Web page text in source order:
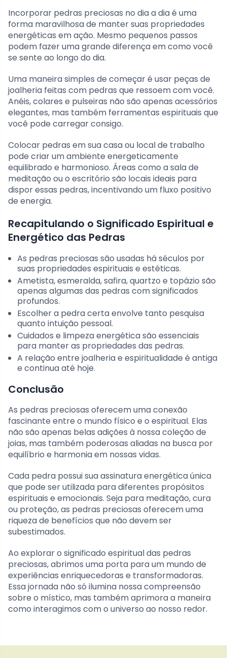
Incorporar pedras preciosas no dia a dia é uma
forma maravilhosa de manter suas propriedades
energéticas em ação. Mesmo pequenos passos
podem fazer uma grande diferença em como você
se sente ao longo do dia.
Uma maneira simples de começar é usar peças de
joalheria feitas com pedras que ressoem com você.
Anéis, colares e pulseiras não são apenas acessórios
elegantes, mas também ferramentas espirituais que
você pode carregar consigo.
Colocar pedras em sua casa ou local de trabalho
pode criar um ambiente energeticamente
equilibrado e harmonioso. Áreas como a sala de
meditação ou o escritório são locais ideais para
dispor essas pedras, incentivando um fluxo positivo
de energia.
Recapitulando o Significado Espiritual e
Energético das Pedras
As pedras preciosas são usadas há séculos por
suas propriedades espirituais e estéticas.
Ametista, esmeralda, safira, quartzo e topázio são
apenas algumas das pedras com significados
profundos.
Escolher a pedra certa envolve tanto pesquisa
quanto intuição pessoal.
Cuidados e limpeza energética são essenciais
para manter as propriedades das pedras.
A relação entre joalheria e espiritualidade é antiga
e continua até hoje.
Conclusão
As pedras preciosas oferecem uma conexão
fascinante entre o mundo físico e o espiritual. Elas
não são apenas belas adições à nossa coleção de
joias, mas também poderosas aliadas na busca por
equilíbrio e harmonia em nossas vidas.
Cada pedra possui sua assinatura energética única
que pode ser utilizada para diferentes propósitos
espirituais e emocionais. Seja para meditação, cura
ou proteção, as pedras preciosas oferecem uma
riqueza de benefícios que não devem ser
subestimados.
Ao explorar o significado espiritual das pedras
preciosas, abrimos uma porta para um mundo de
experiências enriquecedoras e transformadoras.
Essa jornada não só ilumina nossa compreensão
sobre o místico, mas também aprimora a maneira
como interagimos com o universo ao nosso redor.